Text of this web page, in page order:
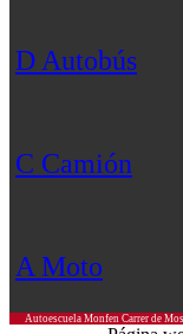
D Autobús
C Camión
A Moto
Autoescuela Monfen Carrer de